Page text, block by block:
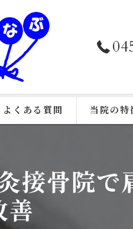
よくある質問 当院の特
鍼灸
接骨院で
善